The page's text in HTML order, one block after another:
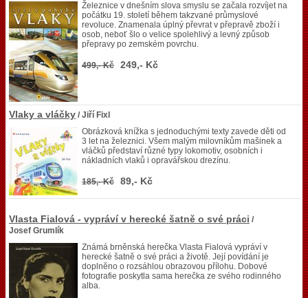
Železnice v dnešním slova smyslu se začala rozvíjet na
počátku 19. století během takzvané průmyslové
revoluce. Znamenala úplný převrat v přepravě zboží i
osob, neboť šlo o velice spolehlivý a levný způsob
přepravy po zemském povrchu.
499,- Kč 249,- Kč
Vlaky a vláčky / Jiří Fixl
Obrázková knížka s jednoduchými texty zavede děti od
3 let na železnici. Všem malým milovníkům mašinek a
vláčků představí různé typy lokomotiv, osobních i
nákladních vlaků i opravářskou drezínu.
185,- Kč 89,- Kč
Vlasta Fialová - vypráví v herecké šatně o své práci /
Josef Grumlík
Známá brněnská herečka Vlasta Fialová vypráví v
herecké šatně o své práci a životě. Její povídání je
doplněno o rozsáhlou obrazovou přílohu. Dobové
fotografie poskytla sama herečka ze svého rodinného
alba.